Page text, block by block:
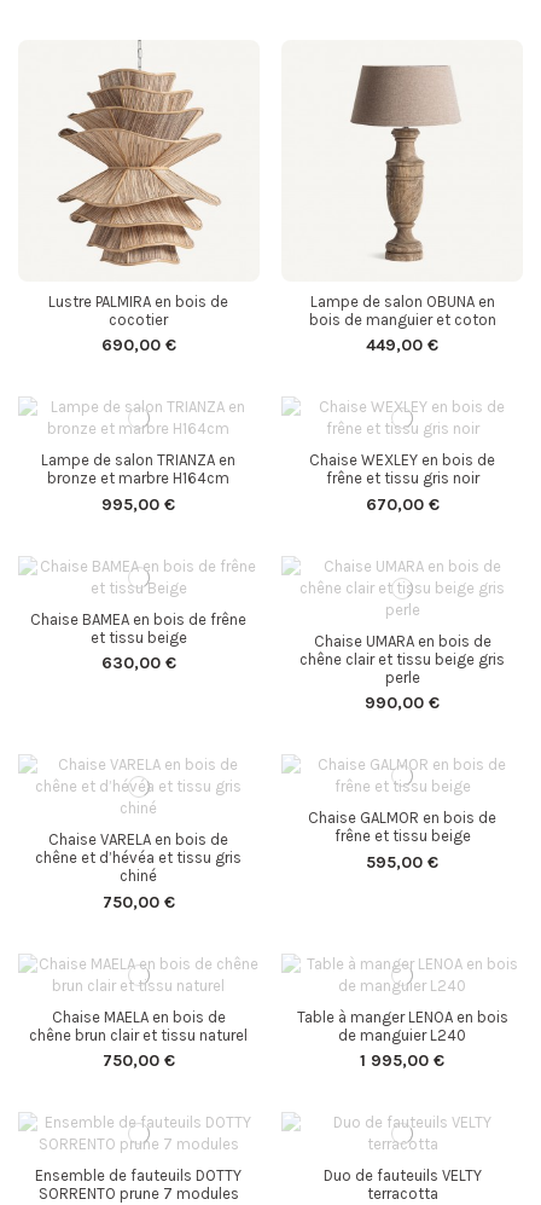
Lustre PALMIRA en bois de
cocotier
690,00 €
Lampe de salon OBUNA en
bois de manguier et coton
449,00 €
Lampe de salon TRIANZA en
bronze et marbre H164cm
995,00 €
Chaise WEXLEY en bois de
frêne et tissu gris noir
670,00 €
Chaise BAMEA en bois de frêne
et tissu beige
630,00 €
Chaise UMARA en bois de
chêne clair et tissu beige gris
perle
990,00 €
Chaise VARELA en bois de
chêne et d’hévéa et tissu gris
chiné
750,00 €
Chaise GALMOR en bois de
frêne et tissu beige
595,00 €
Chaise MAELA en bois de
chêne brun clair et tissu naturel
750,00 €
Table à manger LENOA en bois
de manguier L240
1 995,00 €
Ensemble de fauteuils DOTTY
SORRENTO prune 7 modules
Duo de fauteuils VELTY
terracotta